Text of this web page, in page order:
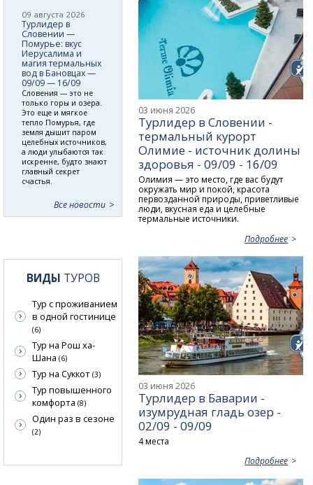
03 июня 2026
Турлидер в Словении -
термальный курорт
Олимие - источник долины
здоровья - 09/09 - 16/09
Олимия — это место, где вас будут
окружать мир и покой, красота
первозданной природы, приветливые
люди, вкусная еда и целебные
термальные источники.
Подробнее
03 июня 2026
Турлидер в Баварии -
изумрудная гладь озер -
02/09 - 09/09
4 места
Подробнее
09 августа 2026
Турлидер в
Словении —
Помурье: вкус
Иерусалима и
магия термальных
вод в Бановцах —
09/09 — 16/09
Словения — это не
только горы и озера.
Это еще и мягкое
тепло Помурья, где
земля дышит паром
целебных источников,
а люди улыбаются так
искренне, будто знают
главный секрет
счастья.
Все новости
ВИДЫ ТУРОВ
Тур с проживанием
в одной гостинице
(6)
Тур на Рош ха-
Шана (6)
Тур на Суккот (3)
Тур повышенного
комфорта (8)
Один раз в сезоне
(2)